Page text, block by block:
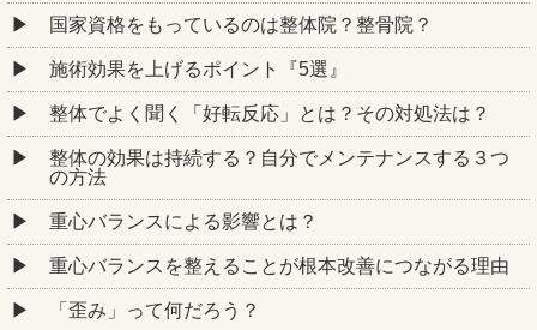
国家資格をもっているのは整体院？整骨院？
施術効果を上げるポイント『5選』
整体でよく聞く「好転反応」とは？その対処法は？
整体の効果は持続する？自分でメンテナンスする３つ
の方法
重心バランスによる影響とは？
重心バランスを整えることが根本改善につながる理由
「歪み」って何だろう？